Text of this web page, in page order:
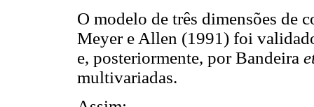
O modelo de três dimensões de
Meyer e Allen (1991) foi
e, posteriormente, por Bandeira
multivariadas.